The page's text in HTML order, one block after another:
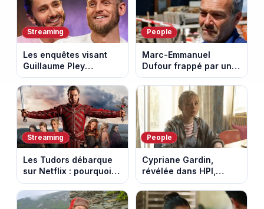
Streaming
Les enquêtes visant
Guillaume Pley
poussent Ragnar Le
Breton à quitter la
tournée Legend
People
Marc-Emmanuel
Dufour frappé par un
terrible incendie : son
chalet part en fumée
Streaming
Les Tudors débarque
sur Netflix : pourquoi la
série n’a rien perdu de
son pouvoir
People
Cypriane Gardin,
révélée dans HPI,
lance une cagnotte
après des difficultés
financières